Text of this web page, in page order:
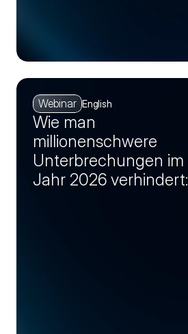
Webinar English
Wie man
millionenschwere
Unterbrechungen im
Jahr 2026 verhindert: